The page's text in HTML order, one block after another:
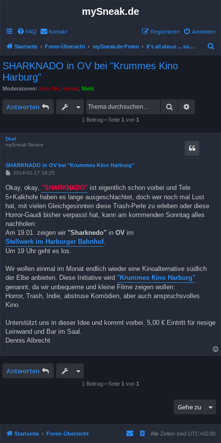
mySneak.de
FAQ Kontakt Anmelden
Registrieren
Startseite Foren-Übersicht mySneak.de-Foren It's all about ... something!
SHARKNADO in OV bei "Krummes Kino
Harburg"
Moderatoren: Kasi Mir emma Niels
Antworten Suche
1 Beitrag • Seite 1 von 1
Deal
mySneak Novice
SHARKNADO in OV bei "Krummes Kino Harburg"
B
i
t
r
g
2014-01-17 18:25
Okay, okay, "SHARKNADO" ist eigentlich schon vorbei und Tele
5+Kalkhofe haben es lange ausgeschlachtet, doch wer noch mal Lust
hat, mit vielen Gleichgesinnten diese Trash-Perle zu erleben oder diese
Horror-Gaudi bisher verpasst hat, kann am kommenden Sonntag alles
nachholen:
Am 19.01. zeigen wir "Sharknedo" in OV im
Stellwerk im Harburger Bahnhof.
Um 19 Uhr geht es los.
Wir wollen einmal im Monat endlich wieder eine Kinoalternative südlich
der Elbe anbieten. Diese Initiative wird "Krummes Kino Harburg"
genannt, da wir unbequeme und kleine Filme zeigen wollen:
Horror, Trash, Indie, abstruse Komödien, aber auch anspruchsvolles
Kino.
Unterstützt uns in dieser Idee und kommt vorbei. 5,00 € Eintritt für riesige
Leinwand und Bar im Saal.
Dennis Albrecht
Antworten
1 Beitrag • Seite 1 von 1
Gehe zu
Startseite Foren-Übersicht Alle Zeiten sind UTC+02:00